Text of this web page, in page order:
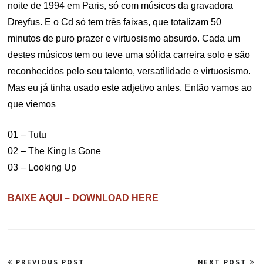
noite de 1994 em Paris, só com músicos da gravadora
Dreyfus. E o Cd só tem três faixas, que totalizam 50
minutos de puro prazer e virtuosismo absurdo. Cada um
destes músicos tem ou teve uma sólida carreira solo e são
reconhecidos pelo seu talento, versatilidade e virtuosismo.
Mas eu já tinha usado este adjetivo antes. Então vamos ao
que viemos
01 – Tutu
02 – The King Is Gone
03 – Looking Up
BAIXE AQUI – DOWNLOAD HERE
Navegação
PREVIOUS POST NEXT POST